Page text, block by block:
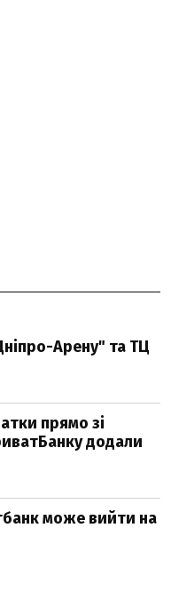
Арену" та ТЦ
прямо зі
додали
може вийти на